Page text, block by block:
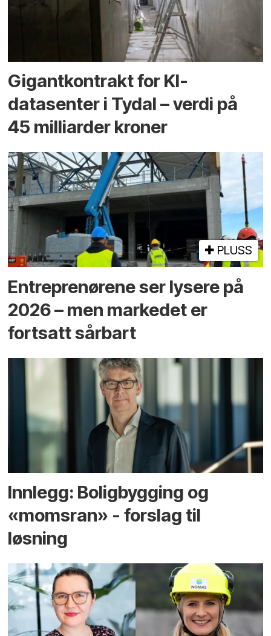
Gigantkontrakt for KI-
datasenter i Tydal – verdi på
45 milliarder kroner
PLUSS
Entreprenørene ser lysere på
2026 – men markedet er
fortsatt sårbart
Innlegg: Boligbygging og
«momsran» - forslag til
løsning